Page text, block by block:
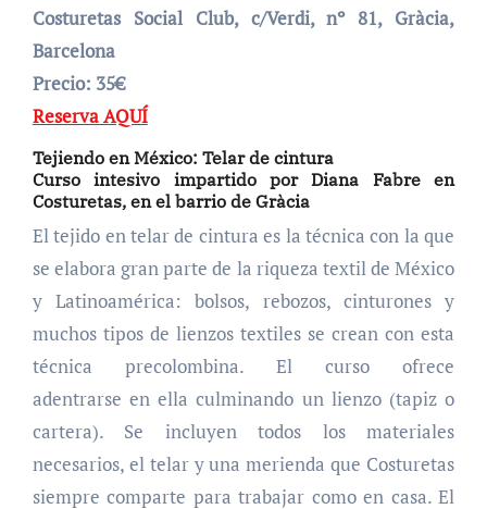
Costuretas Social Club, c/Verdi, nº 81, Gràcia,
Barcelona
Precio: 35€
Reserva AQUÍ
Tejiendo en México: Telar de cintura
Curso intesivo impartido por Diana Fabre en
Costuretas, en el barrio de Gràcia
El tejido en telar de cintura es la técnica con la que
se elabora gran parte de la riqueza textil de México
y Latinoamérica: bolsos, rebozos, cinturones y
muchos tipos de lienzos textiles se crean con esta
técnica precolombina. El curso ofrece
adentrarse en ella culminando un lienzo (tapiz o
cartera). Se incluyen todos los materiales
necesarios, el telar y una merienda que Costuretas
siempre comparte para trabajar como en casa. El